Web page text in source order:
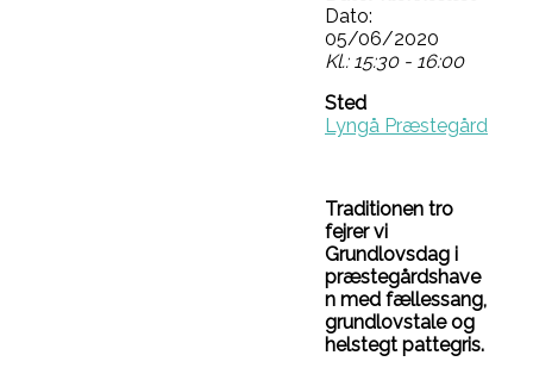
Dato:
05/06/2020
Kl.: 15:30 - 16:00
Sted
Lyngå Præstegård
Traditionen tro
fejrer vi
Grundlovsdag i
præstegårdshave
n med fællessang,
grundlovstale og
helstegt pattegris.